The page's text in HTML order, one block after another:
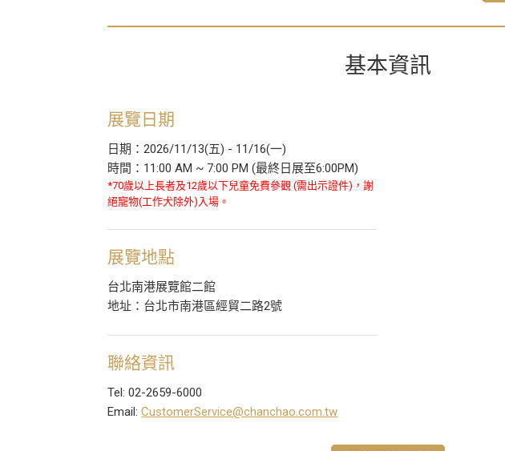
基本資訊
展覽日期
日期：2026/11/13(五) - 11/16(一)
時間：11:00 AM ~ 7:00 PM (最終日展至6:00PM)
*70歲以上長者及12歲以下兒童免費參觀 (需出示證件)，謝
絕寵物(工作犬除外)入場。
展覽地點
台北南港展覽館二館
地址：台北市南港區經貿二路2號
聯絡資訊
Tel: 02-2659-6000
Email:CustomerService@chanchao.com.tw